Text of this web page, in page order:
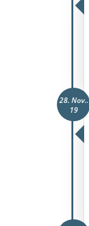
28. Nov..
19